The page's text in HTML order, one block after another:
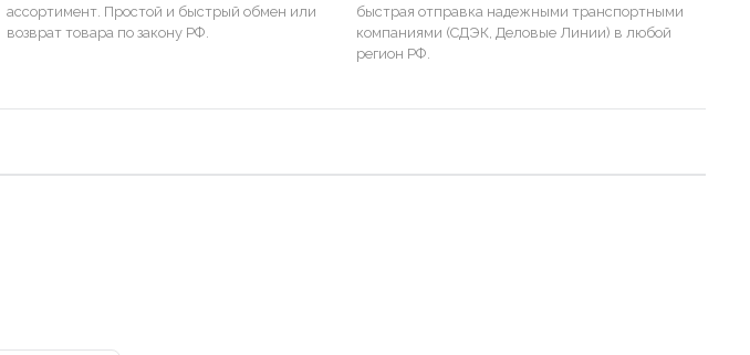
ассортимент. Простой и быстрый обмен или
возврат товара по закону РФ.
быстрая отправка надежными транспортными
компаниями (СДЭК, Деловые Линии) в любой
регион РФ.